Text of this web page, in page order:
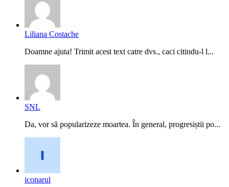
Liliana Costache
Doamne ajuta! Trimit acest text catre dvs., caci citindu-l l...
SNL
Da, vor să popularizeze moartea. În general, progresiștii po...
iconarul